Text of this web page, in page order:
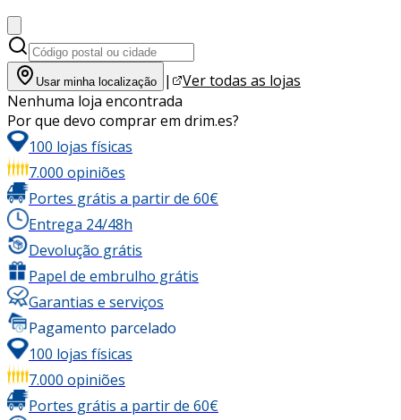
Usar minha localização |
Ver todas as lojas
Nenhuma loja encontrada
Por que devo comprar em drim.es?
100 lojas físicas
7.000 opiniões
Portes grátis a partir de 60€
Entrega 24/48h
Devolução grátis
Papel de embrulho grátis
Garantias e serviços
Pagamento parcelado
100 lojas físicas
7.000 opiniões
Portes grátis a partir de 60€